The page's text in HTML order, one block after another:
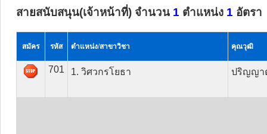
สายสนับสนุน(เจ้าหน้าที่) จำนวน 1 ตำแหน่ง 1 อัตรา
สมัคร รหัส ตำแหน่ง/สาขาวิชา คุณวุฒิ
701 1. วิศวกรโยธา ปริญญา